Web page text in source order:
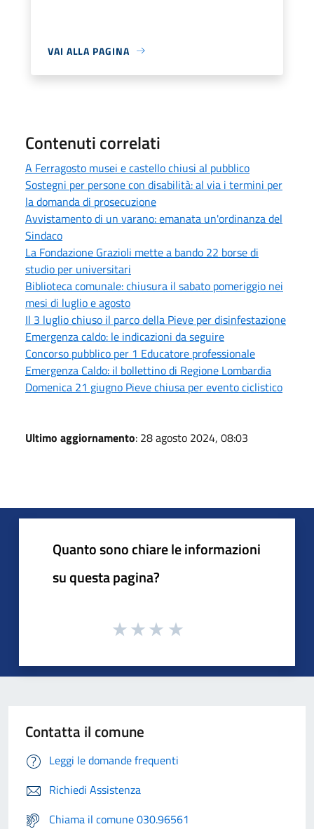
VAI ALLA PAGINA
Contenuti correlati
A Ferragosto musei e castello chiusi al pubblico
Sostegni per persone con disabilità: al via i termini per
la domanda di prosecuzione
Avvistamento di un varano: emanata un'ordinanza del
Sindaco
La Fondazione Grazioli mette a bando 22 borse di
studio per universitari
Biblioteca comunale: chiusura il sabato pomeriggio nei
mesi di luglio e agosto
Il 3 luglio chiuso il parco della Pieve per disinfestazione
Emergenza caldo: le indicazioni da seguire
Concorso pubblico per 1 Educatore professionale
Emergenza Caldo: il bollettino di Regione Lombardia
Domenica 21 giugno Pieve chiusa per evento ciclistico
Ultimo aggiornamento: 28 agosto 2024, 08:03
Quanto sono chiare le informazioni
su questa pagina?
Contatta il comune
Leggi le domande frequenti
Richiedi Assistenza
Chiama il comune 030.96561